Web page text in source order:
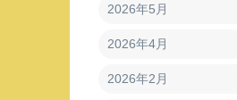
2026年5月
2026年4月
2026年2月